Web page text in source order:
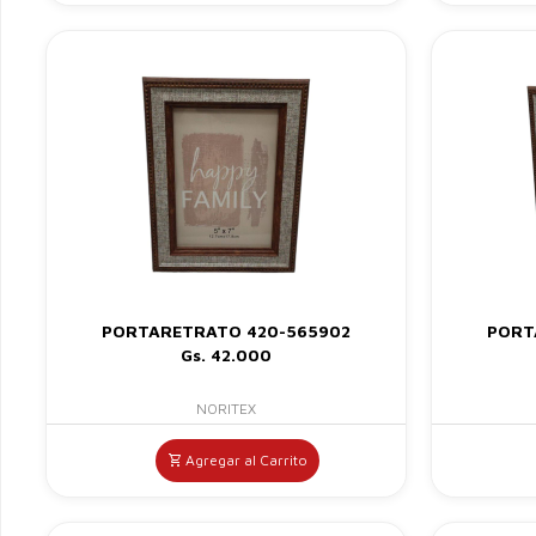
PORTARETRATO 420-565902
Gs. 42.000
NORITEX
Agregar al Carrito